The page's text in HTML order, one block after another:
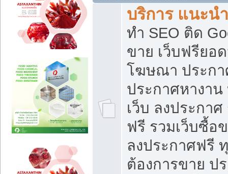
บริการ แนะน
ทำ SEO ติด
ขาย เว็บฟรียอ
โฆษณา ประกา
ประกาศหางา
เว็บ ลงประกา
ฟรี รวมเว็บซื้อ
ลงประกาศฟรี
ต้องการขาย ป